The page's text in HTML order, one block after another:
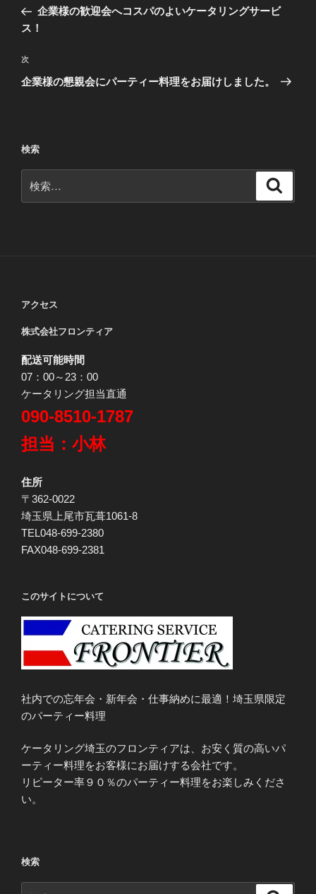
ナ
ゲ
ー
の
投
企業様の歓迎会へコスパのよいケータリングサービ
ス！
次
の
次
企業様の懇親会にパーティー料理をお届けしました。
検索
索:
アクセス
株式会社フロンティア
配送可能時間
07：00～23：00
ケータリング担当直通
090-8510-1787
担当：小林
住所
〒362-0022
埼玉県上尾市瓦葺1061-8
TEL048-699-2380
FAX048-699-2381
このサイトについて
社内での忘年会・新年会・仕事納めに最適！埼玉県限定
のパーティー料理
ケータリング埼玉のフロンティアは、お安く質の高いパ
ーティー料理をお客様にお届けする会社です。
リピーター率９０％のパーティー料理をお楽しみくださ
い。
検索